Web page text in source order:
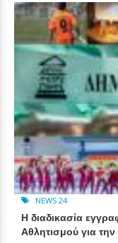
NEWS 24
Η διαδικασία
Αθλητισμού για